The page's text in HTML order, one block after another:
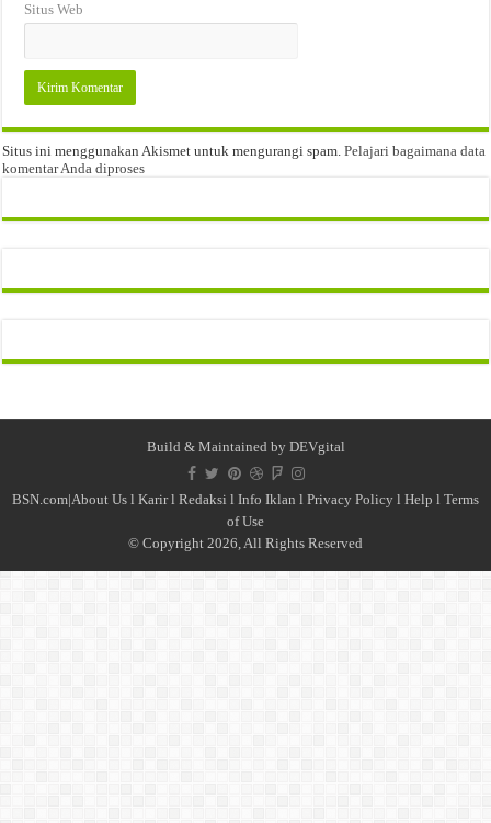
Situs Web
Situs ini menggunakan Akismet untuk mengurangi spam.Pelajari bagaimana data
komentar Anda diproses
Build & Maintained by DEVgital
BSN.com|About Us l Karirl Redaksi l Info Iklan l Privacy Policy l Help l Terms
of Use
© Copyright 2026, All Rights Reserved